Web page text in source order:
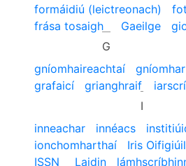
formáidiú (leictreonach)
frása tosaigh
G
Gaeilge
gníomhaireachtaí
grafaicí
grianghraif
I
inneachar innéacs
ionchomharthaí
Iris Oifigiúil
ISSN
Laidin